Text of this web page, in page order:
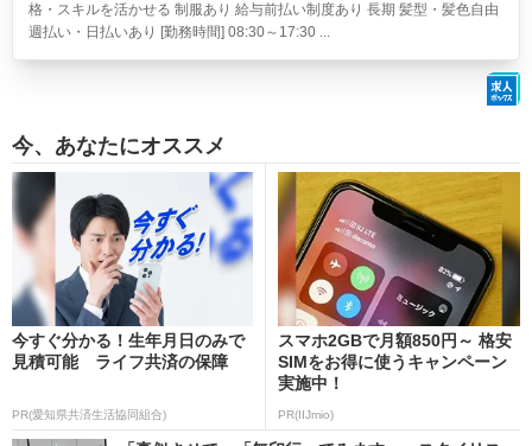
格・スキルを活かせる 制服あり 給与前払い制度あり 長期 髪型・髪色自由
週払い・日払いあり [勤務時間] 08:30～17:30 ...
今、あなたにオススメ
今すぐ分かる！生年月日のみで
見積可能 ライフ共済の保障
PR(愛知県共済生活協同組合)
スマホ2GBで月額850円～ 格安
SIMをお得に使うキャンペーン
実施中！
PR(IIJmio)